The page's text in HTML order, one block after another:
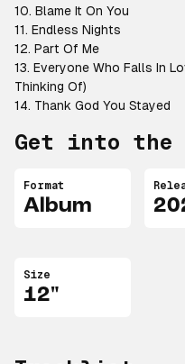
10. Blame It On You
11. Endless Nights
12. Part Of Me
13. Everyone Who Falls In
Thinking Of)
14. Thank God You Stayed
Get into the
Format
Album
Size
12"